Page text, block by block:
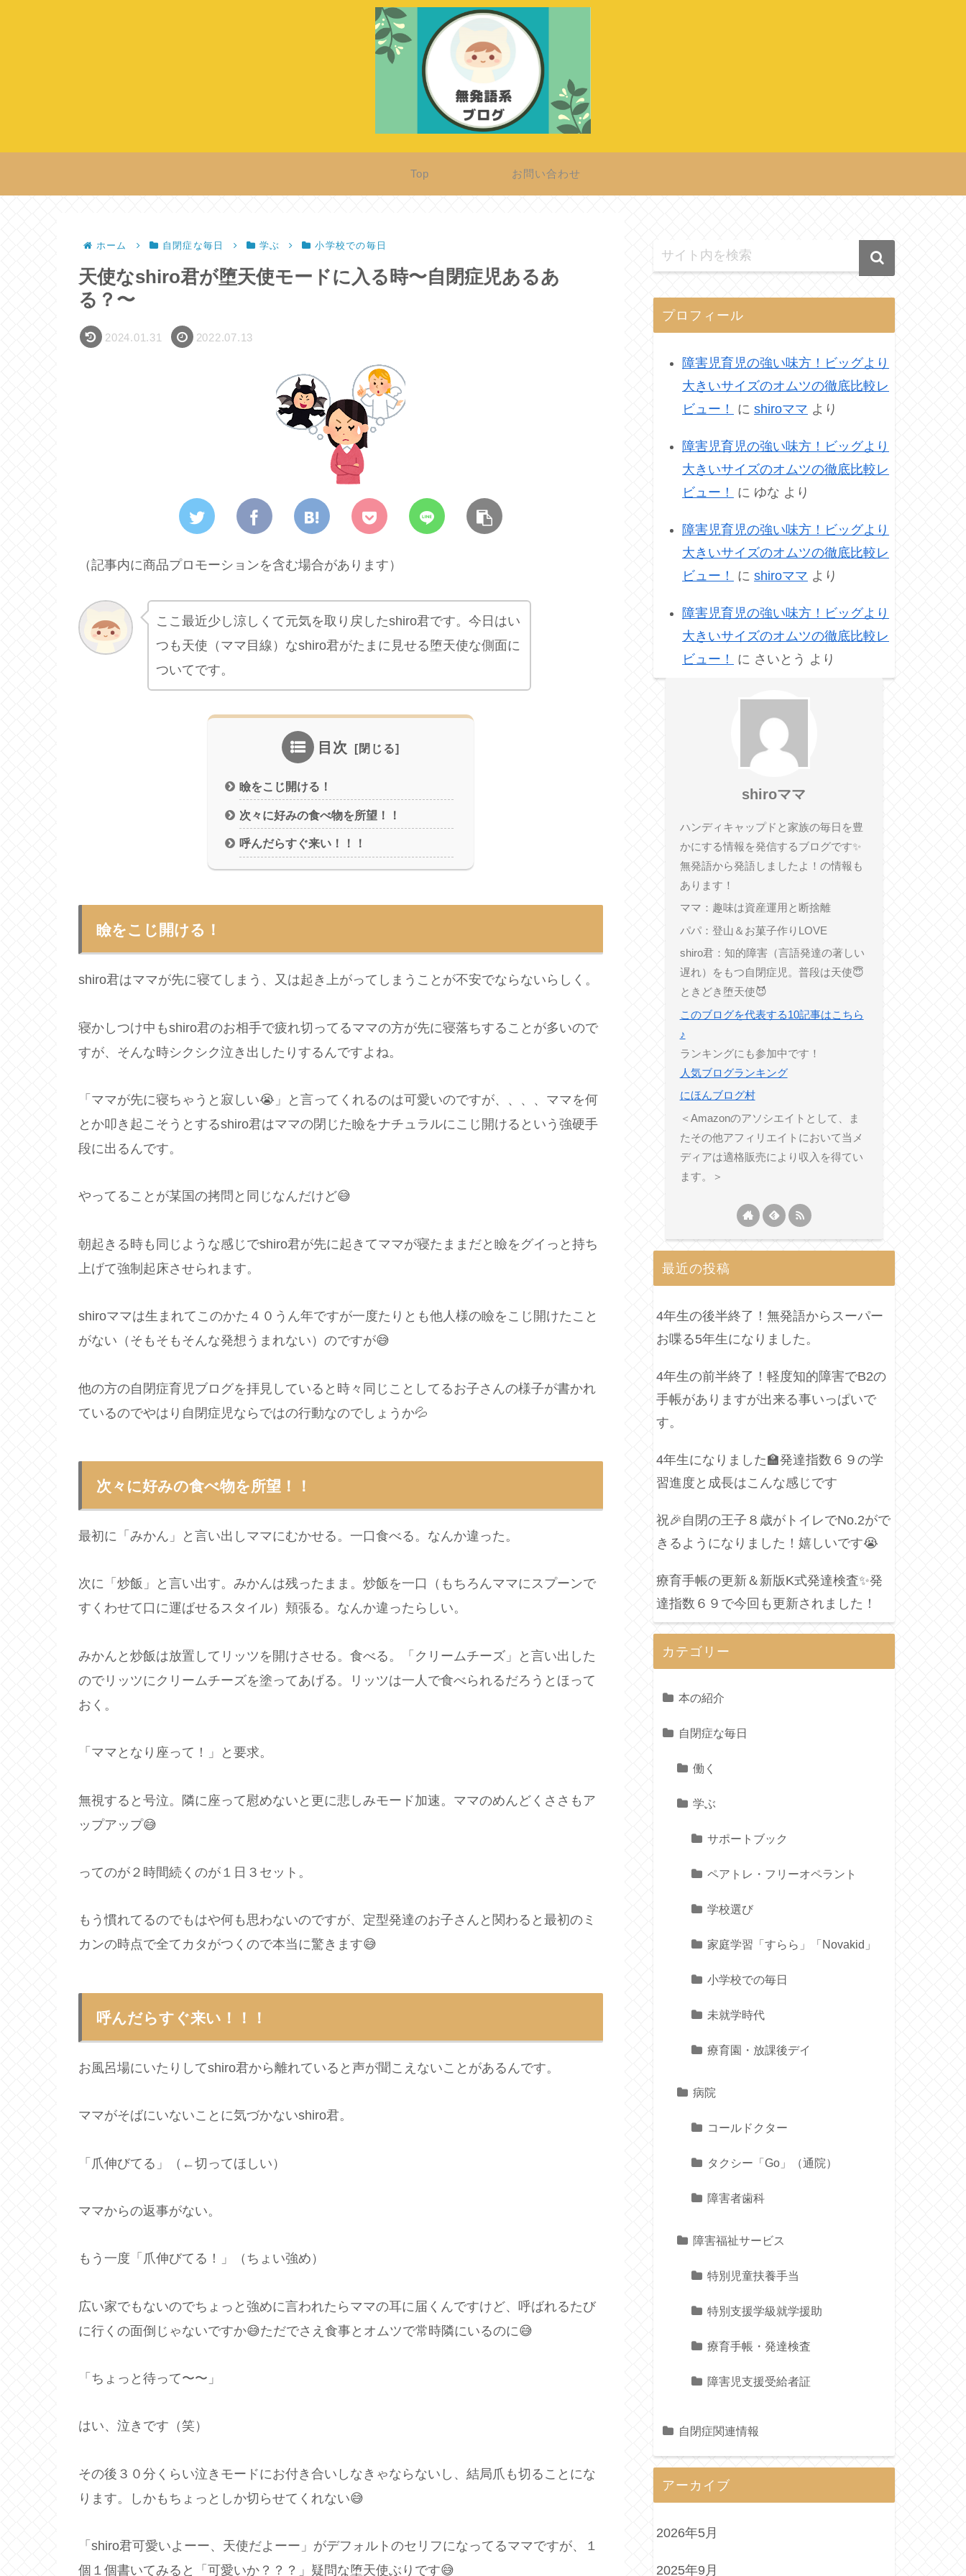
Top お問い合わせ
ホーム 自閉症な毎日 学ぶ 小学校での毎日
天使なshiro君が堕天使モードに入る時〜自閉症児あるあ
る？〜
2024.01.31 2022.07.13
（記事内に商品プロモーションを含む場合があります）
ここ最近少し涼しくて元気を取り戻したshiro君です。今日はい
つも天使（ママ目線）なshiro君がたまに見せる堕天使な側面に
ついてです。
目次
瞼をこじ開ける！
次々に好みの食べ物を所望！！
呼んだらすぐ来い！！！
瞼をこじ開ける！
shiro君はママが先に寝てしまう、又は起き上がってしまうことが不安でならないらしく。
寝かしつけ中もshiro君のお相手で疲れ切ってるママの方が先に寝落ちすることが多いので
すが、そんな時シクシク泣き出したりするんですよね。
「ママが先に寝ちゃうと寂しい😭」と言ってくれるのは可愛いのですが、、、、ママを何
とか叩き起こそうとするshiro君はママの閉じた瞼をナチュラルにこじ開けるという強硬手
段に出るんです。
やってることが某国の拷問と同じなんだけど😅
朝起きる時も同じような感じでshiro君が先に起きてママが寝たままだと瞼をグイっと持ち
上げて強制起床させられます。
shiroママは生まれてこのかた４０うん年ですが一度たりとも他人様の瞼をこじ開けたこと
がない（そもそもそんな発想うまれない）のですが😅
他の方の自閉症育児ブログを拝見していると時々同じことしてるお子さんの様子が書かれ
ているのでやはり自閉症児ならではの行動なのでしょうか💦
次々に好みの食べ物を所望！！
最初に「みかん」と言い出しママにむかせる。一口食べる。なんか違った。
次に「炒飯」と言い出す。みかんは残ったまま。炒飯を一口（もちろんママにスプーンで
すくわせて口に運ばせるスタイル）頬張る。なんか違ったらしい。
みかんと炒飯は放置してリッツを開けさせる。食べる。「クリームチーズ」と言い出した
のでリッツにクリームチーズを塗ってあげる。リッツは一人で食べられるだろうとほって
おく。
「ママとなり座って！」と要求。
無視すると号泣。隣に座って慰めないと更に悲しみモード加速。ママのめんどくささもア
ップアップ😅
ってのが２時間続くのが１日３セット。
もう慣れてるのでもはや何も思わないのですが、定型発達のお子さんと関わると最初のミ
カンの時点で全てカタがつくので本当に驚きます😅
呼んだらすぐ来い！！！
お風呂場にいたりしてshiro君から離れていると声が聞こえないことがあるんです。
ママがそばにいないことに気づかないshiro君。
「爪伸びてる」（←切ってほしい）
ママからの返事がない。
もう一度「爪伸びてる！」（ちょい強め）
広い家でもないのでちょっと強めに言われたらママの耳に届くんですけど、呼ばれるたび
に行くの面倒じゃないですか😅ただでさえ食事とオムツで常時隣にいるのに😅
「ちょっと待って〜〜」
はい、泣きです（笑）
その後３０分くらい泣きモードにお付き合いしなきゃならないし、結局爪も切ることにな
ります。しかもちょっとしか切らせてくれない😅
「shiro君可愛いよーー、天使だよーー」がデフォルトのセリフになってるママですが、１
個１個書いてみると「可愛いか？？？」疑問な堕天使ぶりです😅
プロフィール
障害児育児の強い味方！ビッグより
大きいサイズのオムツの徹底比較レ
ビュー！
に shiroママ より
障害児育児の強い味方！ビッグより
大きいサイズのオムツの徹底比較レ
ビュー！
に ゆな より
障害児育児の強い味方！ビッグより
大きいサイズのオムツの徹底比較レ
ビュー！
に shiroママ より
障害児育児の強い味方！ビッグより
大きいサイズのオムツの徹底比較レ
ビュー！
に さいとう より
shiroママ
ハンディキャップドと家族の毎日を豊
かにする情報を発信するブログです✨
無発語から発語しましたよ！の情報も
あります！
ママ：趣味は資産運用と断捨離
パパ：登山＆お菓子作りLOVE
shiro君：知的障害（言語発達の著しい
遅れ）をもつ自閉症児。普段は天使😇
ときどき堕天使😈
このブログを代表する10記事はこちら
♪
ランキングにも参加中です！
人気ブログランキング
にほんブログ村
＜Amazonのアソシエイトとして、ま
たその他アフィリエイトにおいて当メ
ディアは適格販売により収入を得てい
ます。＞
最近の投稿
4年生の後半終了！無発語からスーパー
お喋る5年生になりました。
4年生の前半終了！軽度知的障害でB2の
手帳がありますが出来る事いっぱいで
す。
4年生になりました🏫発達指数６９の学
習進度と成長はこんな感じです
祝🎉自閉の王子８歳がトイレでNo.2がで
きるようになりました！嬉しいです😭
療育手帳の更新＆新版K式発達検査✨発
達指数６９で今回も更新されました！
カテゴリー
本の紹介
自閉症な毎日
働く
学ぶ
サポートブック
ペアトレ・フリーオペラント
学校選び
家庭学習「すらら」「Novakid」
小学校での毎日
未就学時代
療育園・放課後デイ
病院
コールドクター
タクシー「Go」（通院）
障害者歯科
障害福祉サービス
特別児童扶養手当
特別支援学級就学援助
療育手帳・発達検査
障害児支援受給者証
自閉症関連情報
アーカイブ
2026年5月
2025年9月